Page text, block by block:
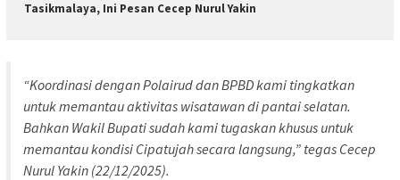
Tasikmalaya, Ini Pesan Cecep Nurul Yakin
“Koordinasi dengan Polairud dan BPBD kami tingkatkan
untuk memantau aktivitas wisatawan di pantai selatan.
Bahkan Wakil Bupati sudah kami tugaskan khusus untuk
memantau kondisi Cipatujah secara langsung,” tegas Cecep
Nurul Yakin (22/12/2025).